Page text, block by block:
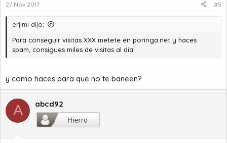
27 Nov 2017 #5
erjimi dijo:
Para conseguir visitas XXX metete en poringa.net y haces
spam, consigues miles de visitas al dia
y como haces para que no te baneen?
A abcd92